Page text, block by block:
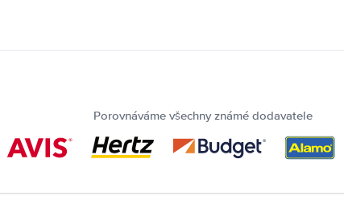
Porovnáváme všechny známé dodavatele